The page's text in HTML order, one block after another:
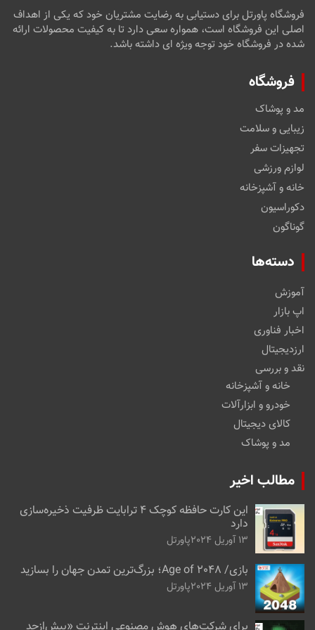
فروشگاه پاورتل برای دستیابی به رضایت مشتریان خود که یکی از اهداف
اصلی این فروشگاه است، همواره سعی دارد تا به کیفیت محصولات ارائه
شده در فروشگاه خود توجه ویژه ای داشته باشد.
فروشگاه
مد و پوشاک
زیبایی و سلامت
تجهیزات سفر
لوازم ورزشی
خانه و آشپزخانه
دکوراسیون
گوناگون
دسته‌ها
آموزش
اپ بازار
اخبار فناوری
ارزدیجیتال
نقد و بررسی
خانه و آشپزخانه
خودرو و ابزارآلات
کالای دیجیتال
مد و پوشاک
مطالب اخیر
این کارت حافظه کوچک ۴ ترابایت ظرفیت ذخیره‌سازی
دارد
13 آوریل 2024 پاورتل
بازی/ Age of 2048؛ بزرگ‌ترین تمدن جهان را بسازید
13 آوریل 2024 پاورتل